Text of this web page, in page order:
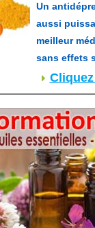
Un
aussi
meilleur
sans effets